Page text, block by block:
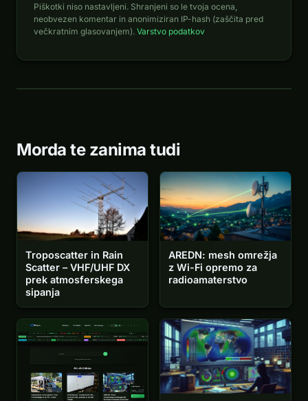
Piškotki niso nastavljeni. Shranjeni so le tvoja ocena,
neobvezen komentar in anonimiziran IP-hash (zaščita pred
večkratnim glasovanjem). Varstvo podatkov
Morda te zanima tudi
Troposcatter in Rain
Scatter – VHF/UHF DX
prek atmosferskega
sipanja
AREDN: mesh omrežja
z Wi-Fi opremo za
radioamaterstvo